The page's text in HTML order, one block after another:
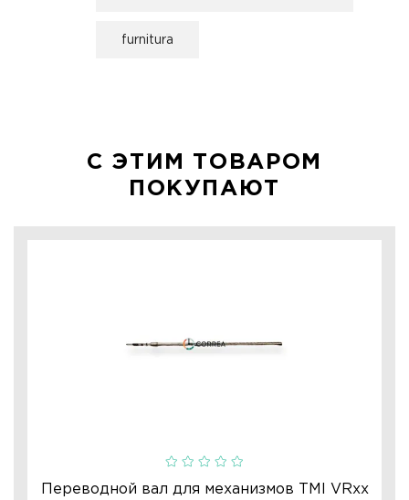
furnitura
С ЭТИМ ТОВАРОМ
ПОКУПАЮТ
Переводной вал для механизмов TMI VRхх